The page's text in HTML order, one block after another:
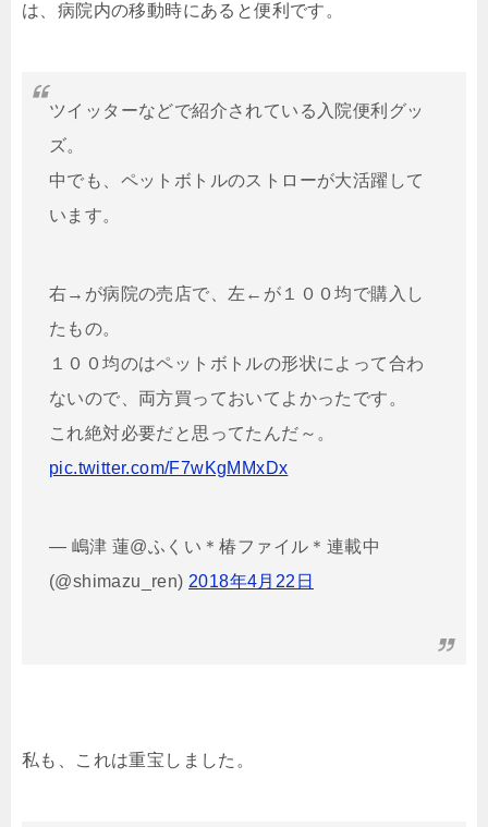
は、病院内の移動時にあると便利です。
ツイッターなどで紹介されている入院便利グッ
ズ。
中でも、ペットボトルのストローが大活躍して
います。
右→が病院の売店で、左←が１００均で購入し
たもの。
１００均のはペットボトルの形状によって合わ
ないので、両方買っておいてよかったです。
これ絶対必要だと思ってたんだ～。
pic.twitter.com/F7wKgMMxDx
— 嶋津 蓮@ふくい＊椿ファイル＊連載中
(@shimazu_ren) 2018年4月22日
私も、これは重宝しました。